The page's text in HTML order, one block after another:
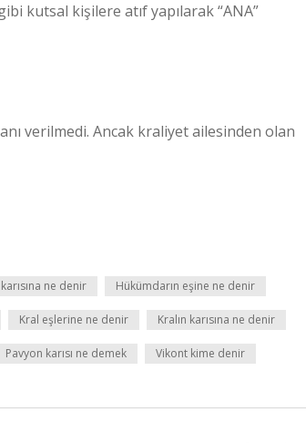
kutsal kişilere atıf yapılarak “ANA”
verilmedi. Ancak kraliyet ailesinden olan
ne denir Hükümdarın eşine ne denir
Kral eşlerine ne denir Kralın karısına ne denir
Pavyon karısı ne demek Vikont kime denir